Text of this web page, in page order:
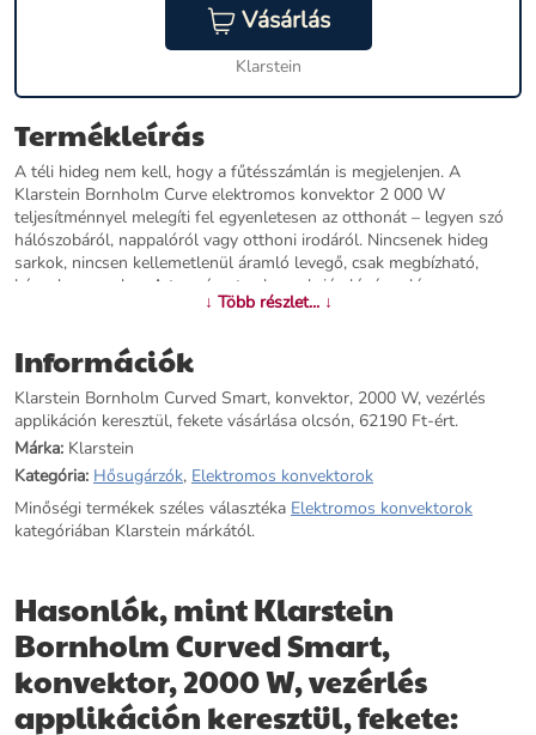
Vásárlás
Klarstein
Termékleírás
A téli hideg nem kell, hogy a fűtésszámlán is megjelenjen. A
Klarstein Bornholm Curve elektromos konvektor 2 000 W
teljesítménnyel melegíti fel egyenletesen az otthonát – legyen szó
hálószobáról, nappalóról vagy otthoni irodáról. Nincsenek hideg
sarkok, nincsen kellemetlenül áramló levegő, csak megbízható,
kényelmes meleg. A természetes konvekciós légáramlás
gondoskodik arról, hogy a meleg levegő padlótól mennyezetig
zajszinttel működik – ez annyit jelent, hogy sem az alvást, sem az
elmélyült munkát nem zavarja meg. A beépített porvédő
megakadályozza a fűtőelem beszennyeződését, így elmarad az
újraindításkor oly ismerős égett szag is. Az elektronikus termosztát
±0,5 °C pontossággal tartja a kívánt hőmérsékletet: a szoba
egyenletesen meleg marad, felesleges áramfelhasználás nélkül. A 7
napos heti program segítségével Ön előre beállíthatja, mikor fűtsön
a készülék – hazaérkezésre kellemes meleg fogadja, míg
távollétében a fogyasztás minimálisra csökken. Nincs központi
ideális megoldás. Építési munkálatok nélkül felállítható, és bármikor
áthelyezhető – csatlakoztatás, bekapcsolás, kellemes meleg.
Rendelje meg a Klarstein Bornholm Curve-öt még ma, és élvezze az
egyenletes, precíz meleget pontosan akkor és ott, ahol szüksége
van rá.
↓ Több részlet... ↓
Információk
Klarstein Bornholm Curved Smart, konvektor, 2000 W, vezérlés
applikáción keresztül, fekete vásárlása olcsón, 62190 Ft-ért.
Márka: Klarstein
Kategória: Hősugárzók, Elektromos konvektorok
Minőségi termékek széles választéka Elektromos konvektorok
kategóriában Klarstein márkától.
Hasonlók, mint Klarstein
Bornholm Curved Smart,
konvektor, 2000 W, vezérlés
applikáción keresztül, fekete: